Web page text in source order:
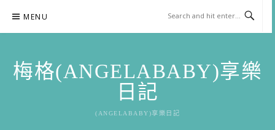
content
MENU
梅格(ANGELABABY)享樂
日記
(ANGELABABY)享樂日記